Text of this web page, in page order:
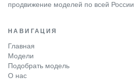
продвижение моделей по всей России.
НАВИГАЦИЯ
Главная
Модели
Подобрать модель
О нас